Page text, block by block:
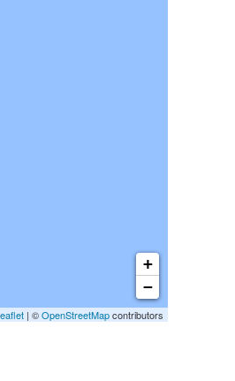
+
−
| ©OpenStreetMapcontributors